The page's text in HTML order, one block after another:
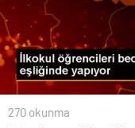
270 okunma